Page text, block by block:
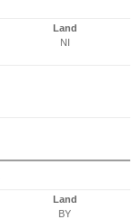
Land
NI
Land
BY